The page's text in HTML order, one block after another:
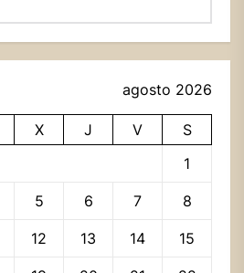
agosto 2026
X J V
S
1
5 6 7 8
12 13 14 15